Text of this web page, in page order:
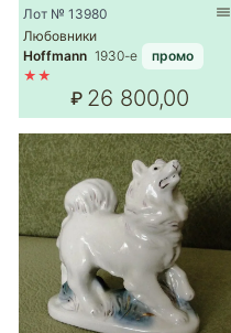
Лот № 13980
Любовники
Hoffmann 1930-е
промо
★★
₽ 26 800,00